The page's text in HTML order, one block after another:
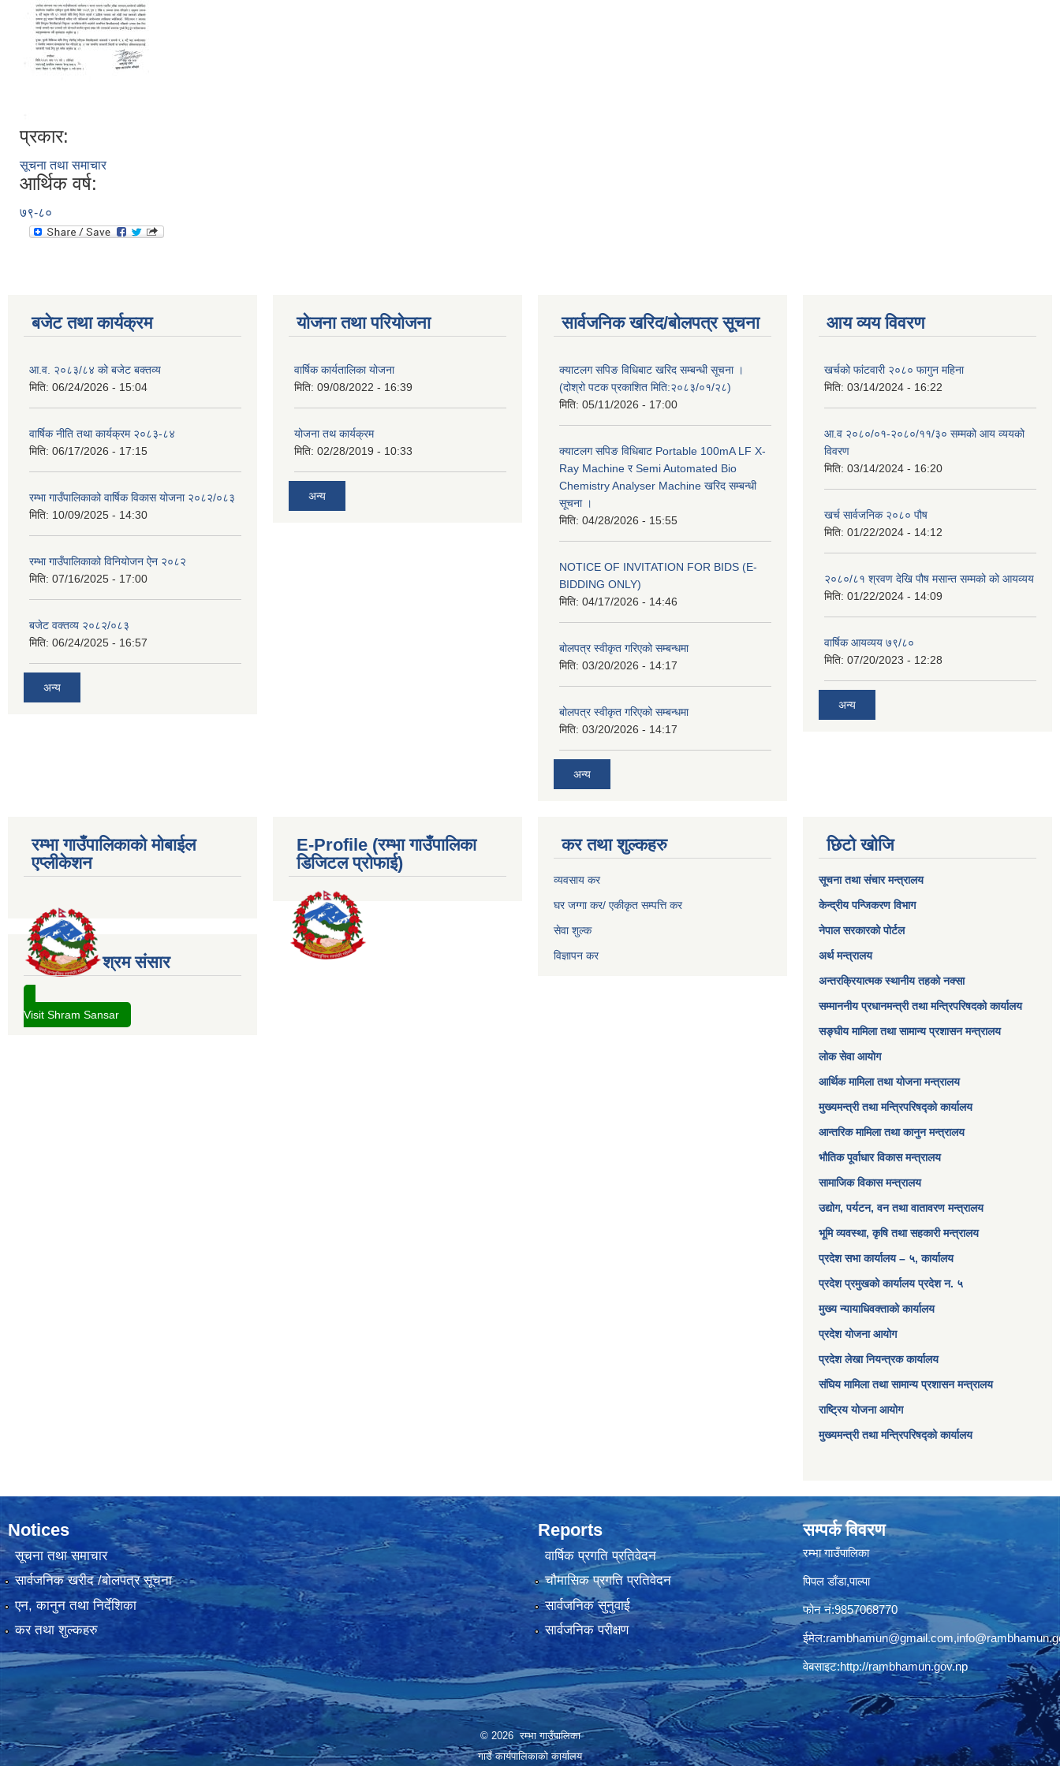
प्रकार:
सूचना तथा समाचार
आर्थिक वर्ष:
७९-८०
बजेट तथा कार्यक्रम
आ.व. २०८३/८४ को बजेट बक्तव्य
मिति: 06/24/2026 - 15:04
वार्षिक नीति तथा कार्यक्रम २०८३-८४
मिति: 06/17/2026 - 17:15
रम्भा गाउँपालिकाको वार्षिक विकास योजना २०८२/०८३
मिति: 10/09/2025 - 14:30
रम्भा गाउँपालिकाको विनियोजन ऐन २०८२
मिति: 07/16/2025 - 17:00
बजेट वक्तव्य २०८२/०८३
मिति: 06/24/2025 - 16:57
अन्य
योजना तथा परियोजना
वार्षिक कार्यतालिका योजना
मिति: 09/08/2022 - 16:39
योजना तथ कार्यक्रम
मिति: 02/28/2019 - 10:33
अन्य
सार्वजनिक खरिद/बोलपत्र सूचना
क्याटलग सपिङ विधिबाट खरिद सम्बन्धी सूचना ।
(दोश्रो पटक प्रकाशित मिति:२०८३/०१/२८)
मिति: 05/11/2026 - 17:00
क्याटलग सपिङ विधिबाट Portable 100mA LF X-
Ray Machine र Semi Automated Bio
Chemistry Analyser Machine खरिद सम्बन्धी
सूचना ।
मिति: 04/28/2026 - 15:55
NOTICE OF INVITATION FOR BIDS (E-
BIDDING ONLY)
मिति: 04/17/2026 - 14:46
बोलपत्र स्वीकृत गरिएको सम्बन्धमा
मिति: 03/20/2026 - 14:17
बोलपत्र स्वीकृत गरिएको सम्बन्धमा
मिति: 03/20/2026 - 14:17
अन्य
आय व्यय विवरण
खर्चको फांटवारी २०८० फागुन महिना
मिति: 03/14/2024 - 16:22
आ.व २०८०/०१-२०८०/११/३० सम्मको आय व्ययको
विवरण
मिति: 03/14/2024 - 16:20
खर्च सार्वजनिक २०८० पौष
मिति: 01/22/2024 - 14:12
२०८०/८१ श्रवण देखि पौष मसान्त सम्मको को आयव्यय
मिति: 01/22/2024 - 14:09
वार्षिक आयव्यय ७९/८०
मिति: 07/20/2023 - 12:28
अन्य
रम्भा गाउँपालिकाको मोबाईल
एप्लीकेशन
श्रम संसार
Visit Shram Sansar
E-Profile (रम्भा गाउँपालिका
डिजिटल प्रोफाई)
कर तथा शुल्कहरु
व्यवसाय कर
घर जग्गा कर/ एकीकृत सम्पत्ति कर
सेवा शुल्क
विज्ञापन कर
छिटो खोजि
सूचना तथा संचार मन्त्रालय
केन्द्रीय पन्जिकरण विभाग
नेपाल सरकारको पोर्टल
अर्थ मन्त्रालय
अन्तरक्रियात्मक स्थानीय तहको नक्सा
सम्माननीय प्रधानमन्त्री तथा मन्त्रिपरिषद‌को कार्यालय
सङ्‍घीय मामिला तथा सामान्य प्रशासन मन्त्रालय
लोक सेवा आयोग
आर्थिक मामिला तथा योजना मन्त्रालय​
मुख्यमन्त्री तथा मन्त्रिपरिषद्को कार्यालय
आन्तरिक मामिला तथा कानुन मन्त्रालय
भौतिक पूर्वाधार विकास मन्त्रालय
सामाजिक विकास मन्त्रालय
उद्योग, पर्यटन, वन तथा वातावरण मन्त्रालय
भूमि व्यवस्था, कृषि तथा सहकारी मन्त्रालय
प्रदेश सभा कार्यालय – ५, कार्यालय
प्रदेश प्रमुखको कार्यालय प्रदेश न. ५
मुख्य न्यायाधिवक्ताको कार्यालय
प्रदेश योजना आयोग
प्रदेश लेखा नियन्त्रक कार्यालय
संघिय मामिला तथा सामान्य प्रशासन मन्त्रालय
राष्ट्रिय योजना आयोग
मुख्यमन्त्री तथा मन्त्रिपरिषद्को कार्यालय
Notices
सूचना तथा समाचार
सार्वजनिक खरीद /बोलपत्र सूचना
एन, कानुन तथा निर्देशिका
कर तथा शुल्कहरु
Reports
वार्षिक प्रगति प्रतिवेदन
चौमासिक प्रगति प्रतिवेदन
सार्वजनिक सुनुवाई
सार्वजनिक परीक्षण
सम्पर्क विवरण
रम्भा गाउँपालिका
पिपल डाँडा,पाल्पा
फोन नं:9857068770
ईमेल:rambhamun@gmail.com,
वेबसाइट:http://rambhamun.gov.np
© 2026 रम्भा गाउँपालिका
गाउँ कार्यपालिकाको कार्यालय